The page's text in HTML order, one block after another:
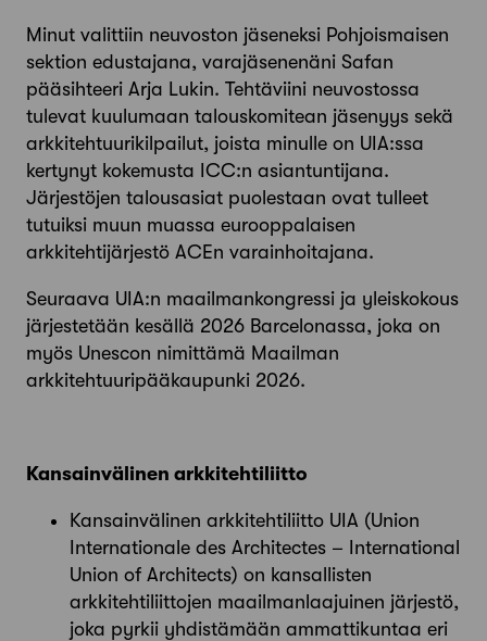
Minut valittiin neuvoston jäseneksi Pohjoismaisen
sektion edustajana, varajäsenenäni Safan
pääsihteeri Arja Lukin. Tehtäviini neuvostossa
tulevat kuulumaan talouskomitean jäsenyys sekä
arkkitehtuurikilpailut, joista minulle on UIA:ssa
kertynyt kokemusta ICC:n asiantuntijana.
Järjestöjen talousasiat puolestaan ovat tulleet
tutuiksi muun muassa eurooppalaisen
arkkitehtijärjestö ACEn varainhoitajana.
Seuraava UIA:n maailmankongressi ja yleiskokous
järjestetään kesällä 2026 Barcelonassa, joka on
myös Unescon nimittämä Maailman
arkkitehtuuripää­kaupunki 2026.
Kansainvälinen arkkitehtiliitto
Kansainvälinen arkkitehtiliitto UIA (Union
Internationale des Architectes – International
Union of Architects) on kansallisten
arkkitehtiliittojen maailmanlaajuinen järjestö,
joka pyrkii yhdistämään ammatti­kuntaa eri